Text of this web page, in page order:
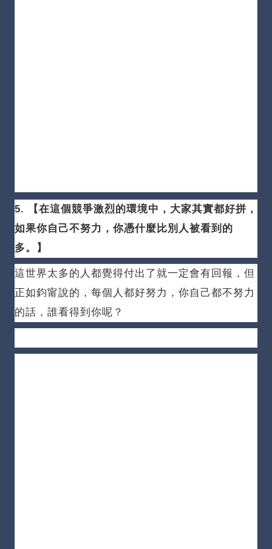
5. 【在這個競爭激烈的環境中，大家其實都好拼，
如果你自己不努力，你憑什麼比別人被看到的
多。
】
這世界太多的人都覺得付出了就一定會有回報，但
正如鈞甯說的，每個人都好努力，你自己都不努力
的話，誰看得到你呢？